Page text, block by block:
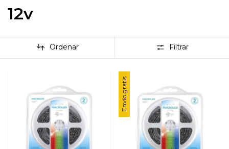
12v
Ordenar Filtrar
Envío gratis